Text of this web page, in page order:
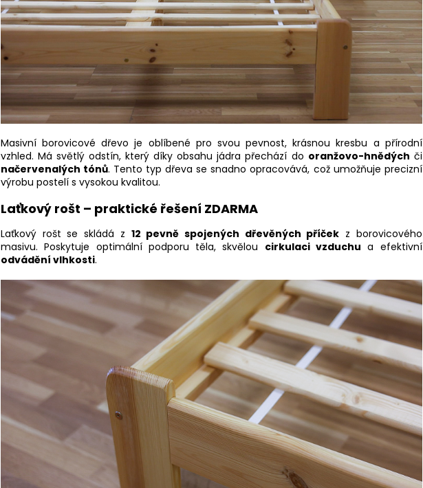
Masivní borovicové dřevo je oblíbené pro svou pevnost, krásnou kresbu a přírodní
vzhled. Má světlý odstín, který díky obsahu jádra přechází do oranžovo-hnědých či
načervenalých tónů. Tento typ dřeva se snadno opracovává, což umožňuje precizní
výrobu postelí s vysokou kvalitou.
Laťkový rošt – praktické řešení ZDARMA
Laťkový rošt se skládá z 12 pevně spojených dřevěných příček z borovicového
masivu. Poskytuje optimální podporu těla, skvělou cirkulaci vzduchu a efektivní
odvádění vlhkosti.